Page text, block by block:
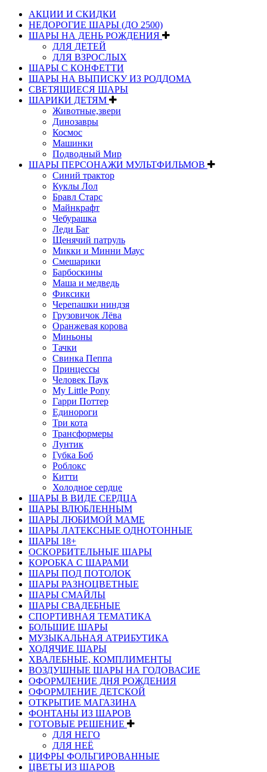
АКЦИИ И СКИДКИ
НЕДОРОГИЕ ШАРЫ (ДО 2500)
ШАРЫ НА ДЕНЬ РОЖДЕНИЯ
ДЛЯ ДЕТЕЙ
ДЛЯ ВЗРОСЛЫХ
ШАРЫ С КОНФЕТТИ
ШАРЫ НА ВЫПИСКУ ИЗ РОДДОМА
СВЕТЯЩИЕСЯ ШАРЫ
ШАРИКИ ДЕТЯМ
Животные,звери
Динозавры
Космос
Машинки
Подводный Мир
ШАРЫ ПЕРСОНАЖИ МУЛЬТФИЛЬМОВ
Синий трактор
Куклы Лол
Бравл Старс
Майнкрафт
Чебурашка
Леди Баг
Щенячий патруль
Микки и Минни Маус
Смешарики
Барбоскины
Маша и медведь
Фиксики
Черепашки ниндзя
Грузовичок Лёва
Оранжевая корова
Миньоны
Тачки
Свинка Пеппа
Принцессы
Человек Паук
My Little Pony
Гарри Поттер
Единороги
Три кота
Трансформеры
Лунтик
Губка Боб
Роблокс
Китти
Холодное сердце
ШАРЫ В ВИДЕ СЕРДЦА
ШАРЫ ВЛЮБЛЕННЫМ
ШАРЫ ЛЮБИМОЙ МАМЕ
ШАРЫ ЛАТЕКСНЫЕ ОДНОТОННЫЕ
ШАРЫ 18+
ОСКОРБИТЕЛЬНЫЕ ШАРЫ
КОРОБКА С ШАРАМИ
ШАРЫ ПОД ПОТОЛОК
ШАРЫ РАЗНОЦВЕТНЫЕ
ШАРЫ СМАЙЛЫ
ШАРЫ СВАДЕБНЫЕ
СПОРТИВНАЯ ТЕМАТИКА
БОЛЬШИЕ ШАРЫ
МУЗЫКАЛЬНАЯ АТРИБУТИКА
ХОДЯЧИЕ ШАРЫ
ХВАЛЕБНЫЕ, КОМПЛИМЕНТЫ
ВОЗДУШНЫЕ ШАРЫ НА ГОДОВАСИЕ
ОФОРМЛЕНИЕ ДНЯ РОЖДЕНИЯ
ОФОРМЛЕНИЕ ДЕТСКОЙ
ОТКРЫТИЕ МАГАЗИНА
ФОНТАНЫ ИЗ ШАРОВ
ГОТОВЫЕ РЕШЕНИЕ
ДЛЯ НЕГО
ДЛЯ НЕЁ
ЦИФРЫ ФОЛЬГИРОВАННЫЕ
ЦВЕТЫ ИЗ ШАРОВ